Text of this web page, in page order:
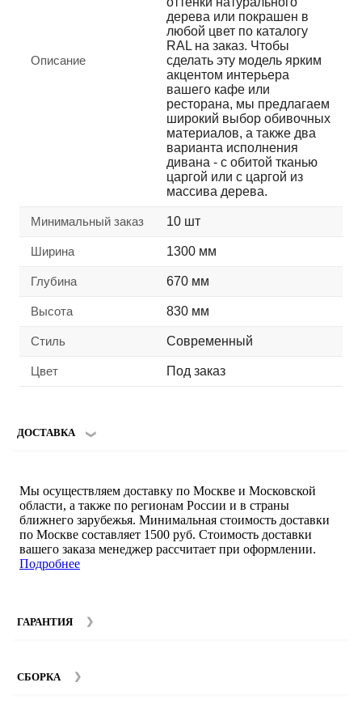
Описание
дерева или покрашен в
любой цвет по каталогу
RAL на заказ. Чтобы
сделать эту модель ярким
акцентом интерьера
вашего кафе или
ресторана, мы предлагаем
широкий выбор обивочных
материалов, а также два
варианта исполнения
дивана - с обитой тканью
царгой или с царгой из
массива дерева.
Минимальный заказ 10 шт
Ширина 1300 мм
Глубина 670 мм
Высота 830 мм
Стиль Современный
Цвет Под заказ
ДОСТАВКА
Мы осуществляем доставку по Москве и Московской
области, а также по регионам России и в страны
ближнего зарубежья. Минимальная стоимость доставки
по Москве составляет 1500 руб. Стоимость доставки
вашего заказа менеджер рассчитает при оформлении.
Подробнее
ГАРАНТИЯ
составляет 12 месяцев с момента покупки при
СБОРКА